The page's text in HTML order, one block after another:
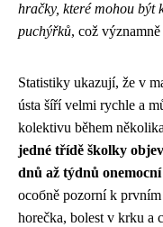
hračky, které mohou být
puchýřků, což
Statistiky ukazují, že v
ústa šíří velmi rychle a
kolektivu během
jedné třídě školky
dnů až týdnů
особně pozorní k
horečka, bolest v krku a